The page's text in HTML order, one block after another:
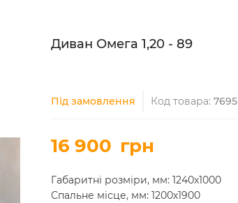
Диван Омега 1,20 - 89
Під замовлення Код товара: 7695
16 900 грн
Габаритні розміри, мм: 1240х1000
Спальне місце, мм: 1200х1900